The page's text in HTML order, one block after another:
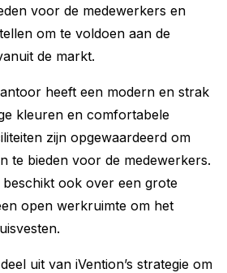
voor de medewerkers en
om te voldoen aan de
de markt.
heeft een modern en strak
kleuren en comfortabele
zijn opgewaardeerd om
te bieden voor de medewerkers.
ook over een grote
open werkruimte om het
uit van iVention’s strategie om